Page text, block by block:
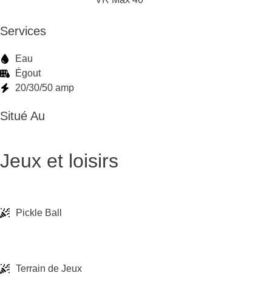
Services
Eau
Égout
20/30/50 amp
Situé Au
Jeux et loisirs
Pickle Ball
Terrain de Jeux